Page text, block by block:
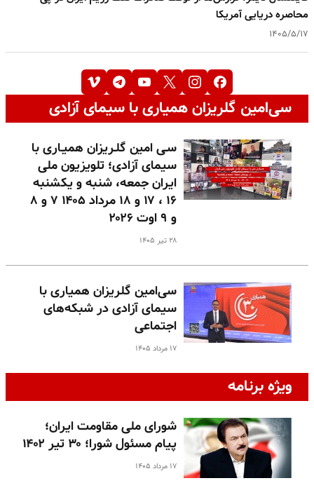
محاصره دریایی آمریکا
۱۴۰۵/۵/۱۷
سی‌امین گلریزان همیاری با سیمای آزادی
سـی امین گلـریزان همیـاری با
سیمای آزادی؛ تلویزیون ملی
ایران جمعه، شنبه و یکشنبه
۱۶ ، ۱۷ و ۱۸ مرداد ۱۴۰۵ ۷ و ۸
و ۹ اوت ۲۰۲۶
۲۸ تیر ۱۴۰۵
سی‌امین گلریزان همیاری با
سیمای آزادی در شبکه‌های
اجتماعی
۱۷ مرداد ۱۴۰۵
ویژه برنامه
شورای ملی مقاومت ایران؛
پیام مسئول شورا؛ ۳۰ تیر ۱۴۰۲
۱۷ مرداد ۱۴۰۵